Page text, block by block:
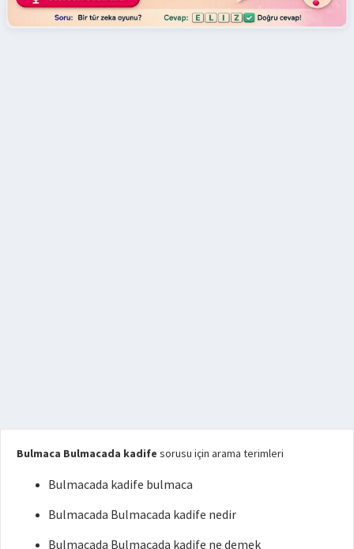
Bulmaca Bulmacada kadife sorusu için arama terimleri
Bulmacada kadife bulmaca
Bulmacada Bulmacada kadife nedir
Bulmacada Bulmacada kadife ne demek